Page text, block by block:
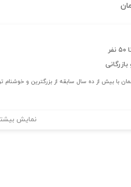
با بیش از ده سال سابقه از بزرگترین و خوشنام
نمایش